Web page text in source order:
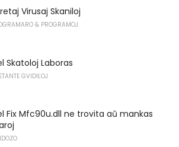
Virusaj Skaniloj
& PROGRAMOJ
Skatoloj Laboras
GVIDILOJ
Fix Mfc90u.dll ne trovita aŭ mankas